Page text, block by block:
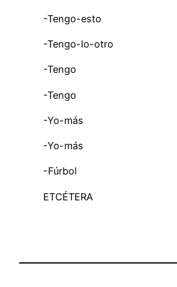
-Tengo-esto
-Tengo-lo-otro
-Tengo
-Tengo
-Yo-más
-Yo-más
-Fúrbol
ETCÉTERA